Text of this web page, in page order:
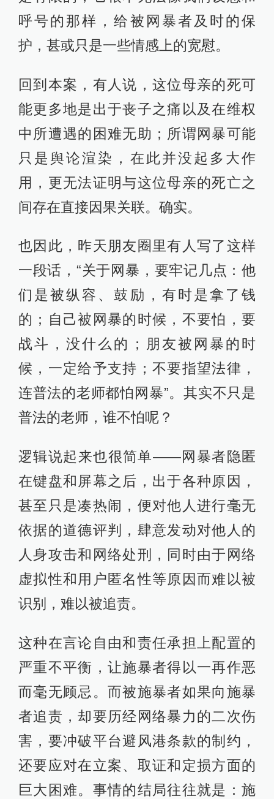
呼号的那样，给被网暴者及时的保
护，甚或只是一些情感上的宽慰。
回到本案，有人说，这位母亲的死可
能更多地是出于丧子之痛以及在维权
中所遭遇的困难无助；所谓网暴可能
只是舆论渲染，在此并没起多大作
用，更无法证明与这位母亲的死亡之
间存在直接因果关联。确实。
也因此，昨天朋友圈里有人写了这样
一段话，“关于网暴，要牢记几点：他
们是被纵容、鼓励，有时是拿了钱
的；自己被网暴的时候，不要怕，要
战斗，没什么的；朋友被网暴的时
候，一定给予支持；不要指望法律，
连普法的老师都怕网暴”。其实不只是
普法的老师，谁不怕呢？
逻辑说起来也很简单——网暴者隐匿
在键盘和屏幕之后，出于各种原因，
甚至只是凑热闹，便对他人进行毫无
依据的道德评判，肆意发动对他人的
人身攻击和网络处刑，同时由于网络
虚拟性和用户匿名性等原因而难以被
识别，难以被追责。
这种在言论自由和责任承担上配置的
严重不平衡，让施暴者得以一再作恶
而毫无顾忌。而被施暴者如果向施暴
者追责，却要历经网络暴力的二次伤
害，要冲破平台避风港条款的制约，
还要应对在立案、取证和定损方面的
巨大困难。事情的结局往往就是：施